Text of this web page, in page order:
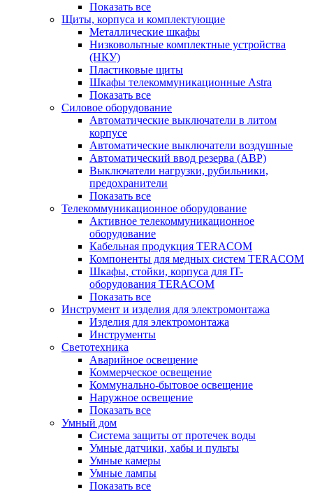
Показать все
Щиты, корпуса и комплектующие
Металлические шкафы
Низковольтные комплектные устройства
(НКУ)
Пластиковые щиты
Шкафы телекоммуникационные Astra
Показать все
Силовое оборудование
Автоматические выключатели в литом
корпусе
Автоматические выключатели воздушные
Автоматический ввод резерва (АВР)
Выключатели нагрузки, рубильники,
предохранители
Показать все
Телекоммуникационное оборудование
Активное телекоммуникационное
оборудование
Кабельная продукция TERACOM
Компоненты для медных систем TERACOM
Шкафы, стойки, корпуса для IT-
оборудования TERACOM
Показать все
Инструмент и изделия для электромонтажа
Изделия для электромонтажа
Инструменты
Светотехника
Аварийное освещение
Коммерческое освещение
Коммунально-бытовое освещение
Наружное освещение
Показать все
Умный дом
Система защиты от протечек воды
Умные датчики, хабы и пульты
Умные камеры
Умные лампы
Показать все